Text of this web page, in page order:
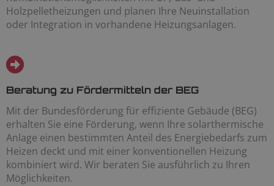
Holzpelletheizungen und planen Ihre Neuinstallation
oder Integration in vorhandene Heizungsanlagen.
Beratung zu Fördermitteln der BEG
Mit der Bundesförderung für effiziente Gebäude (BEG)
erhalten Sie eine Förderung, wenn Ihre solarthermische
Anlage einen bestimmten Anteil des Energiebedarfs zum
Heizen deckt und mit einer konventionellen Heizung
kombiniert wird. Wir beraten Sie ausführlich zu Ihren
Möglichkeiten.